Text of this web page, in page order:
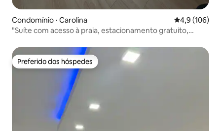
Condomínio ⋅ Carolina 4,9 de uma
4,9 (106)
"Suíte com acesso à praia, estacionamento gratuito,
Preferido dos hóspedes
Preferido dos hóspedes